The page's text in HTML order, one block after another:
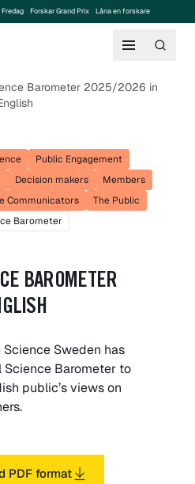
Forskar Grand Prix Låna en forskare
Barometer 2025/2026 in
Public Engagement
Decision makers
Members
Communicators
The Public
Barometer
BAROMETER
Sweden has
Barometer to
public’s views on
PDF format